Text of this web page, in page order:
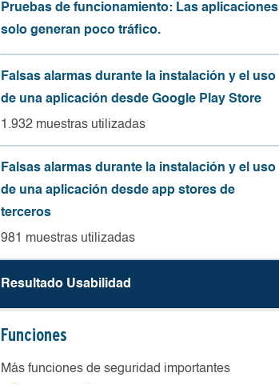
Pruebas de funcionamiento: Las aplicaciones
solo generan poco tráfico.
Falsas alarmas durante la instalación y el uso
de una aplicación desde Google Play Store
1.932 muestras utilizadas
Falsas alarmas durante la instalación y el uso
de una aplicación desde app stores de
terceros
981 muestras utilizadas
Resultado Usabilidad
Funciones
Más funciones de seguridad importantes